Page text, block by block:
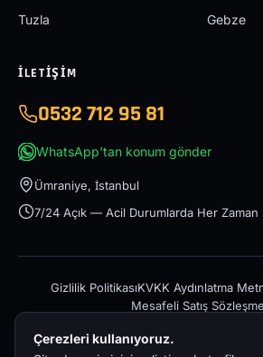
Tuzla
Gebze
İLETIŞIM
0532 712 95 81
WhatsApp'tan konum gönder
Ümraniye, İstanbul
7/24 Açık — Acil Durumlarda Her Zaman
Gizlilik PolitikasıKVKK Aydınlatma
Mesafeli Satış
Çerezleri kullanıyoruz.